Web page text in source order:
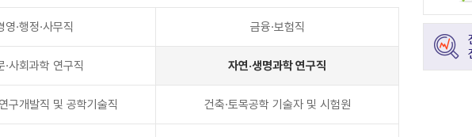
영·행정·사무직 금융·보험직
·사회과학 연구직 자연·생명과학 연구직
구개발직 및 공학기술직 건축·토목공학 기술자 및 시험원